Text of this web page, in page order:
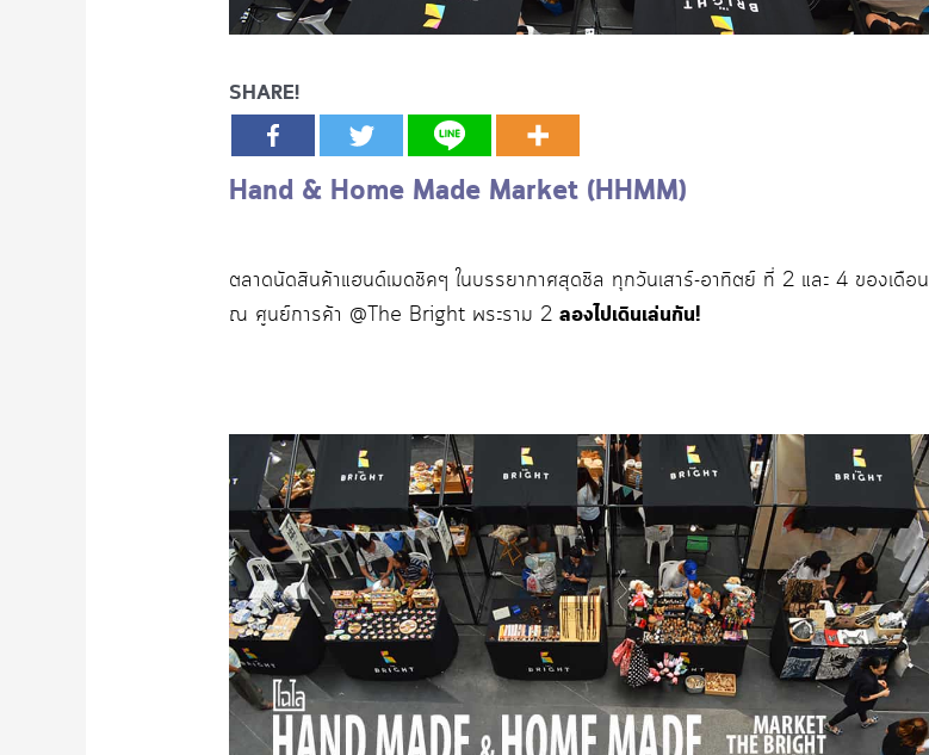
SHARE!
Hand & Home Made Market (HHMM)
ตลาดนัดสินค้าแฮนด์เมดชิคๆ ในบรรยากาศสุดชิล ทุกวันเสาร์-อาทิตย์ ที่ 2 และ 4 ของเดือน
ณ ศูนย์การค้า @The Bright พระราม 2ลองไปเดินเล่นกัน!